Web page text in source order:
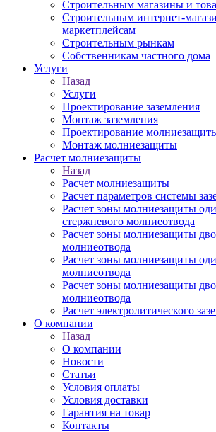
Строительным магазины и
Строительным интернет-
маркетплейсам
Строительным рынкам
Собственникам частного дома
Услуги
Назад
Услуги
Проектирование заземления
Монтаж заземления
Проектирование
Монтаж молниезащиты
Расчет молниезащиты
Назад
Расчет молниезащиты
Расчет параметров системы
Расчет зоны молниезащиты
стержневого молниеотвода
Расчет зоны молниезащиты
молниеотвода
Расчет зоны молниезащиты
молниеотвода
Расчет зоны молниезащиты
молниеотвода
Расчет электролитического
О компании
Назад
О компании
Новости
Статьи
Условия оплаты
Условия доставки
Гарантия на товар
Контакты